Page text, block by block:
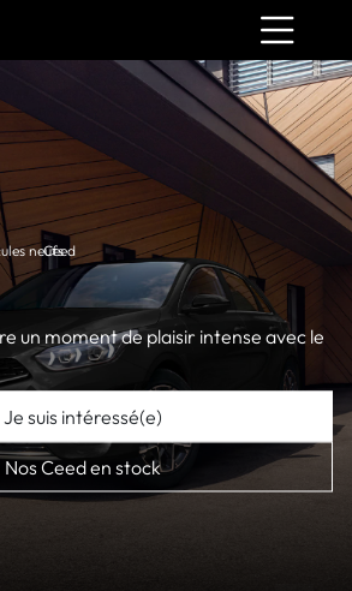
neufs
›
Ceed
un moment de plaisir intense avec le
Je suis intéressé(e)
Nos Ceed en stock